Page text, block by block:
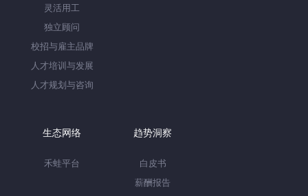
灵活用工
独立顾问
校招与雇主品牌
人才培训与发展
人才规划与咨询
生态网络
禾蛙平台
趋势洞察
白皮书
薪酬报告